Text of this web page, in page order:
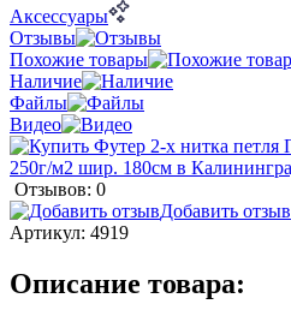
Аксессуары
Отзывы
Похожие товары
Наличие
Файлы
Видео
Отзывов: 0
Добавить отзыв
Артикул: 4919
Описание товара: